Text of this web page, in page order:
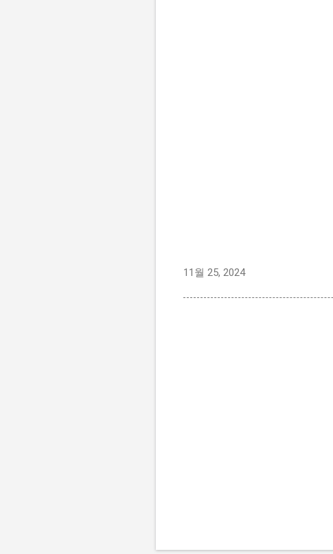
11월 25, 2024